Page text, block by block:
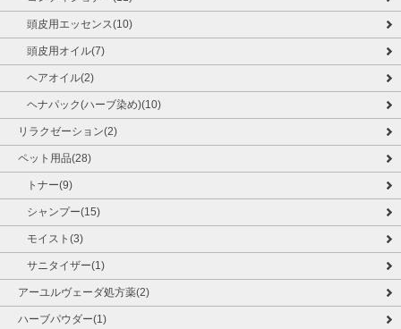
頭皮用エッセンス(10)
頭皮用オイル(7)
ヘアオイル(2)
ヘナパック(ハーブ染め)(10)
リラクゼーション(2)
ペット用品(28)
トナー(9)
シャンプー(15)
モイスト(3)
サニタイザー(1)
アーユルヴェーダ処方薬(2)
ハーブパウダー(1)